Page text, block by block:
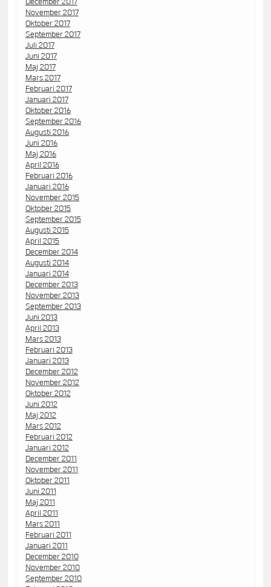
November 2017
Oktober 2017
September 2017
Juli 2017
Juni 2017
Maj 2017
Mars 2017
Februari 2017
Januari 2017
Oktober 2016
September 2016
Augusti 2016
Juni 2016
Maj 2016
April 2016
Februari 2016
Januari 2016
November 2015
Oktober 2015
September 2015
Augusti 2015
April 2015
December 2014
Augusti 2014
Januari 2014
December 2013
November 2013
September 2013
Juni 2013
April 2013
Mars 2013
Februari 2013
Januari 2013
December 2012
November 2012
Oktober 2012
Juni 2012
Maj 2012
Mars 2012
Februari 2012
Januari 2012
December 2011
November 2011
Oktober 2011
Juni 2011
Maj 2011
April 2011
Mars 2011
Februari 2011
Januari 2011
December 2010
November 2010
September 2010